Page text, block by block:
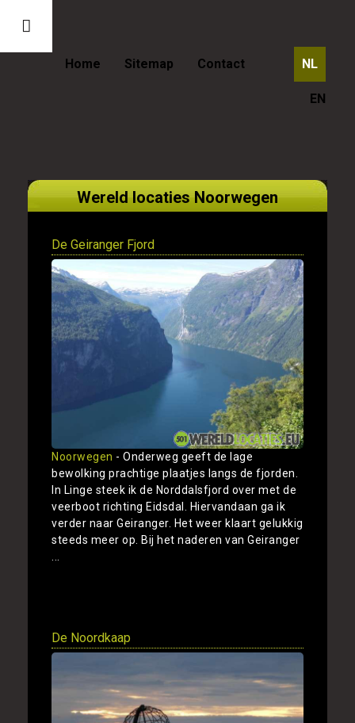
Home Sitemap Contact NL
EN
Wereld locaties Noorwegen
De Geiranger Fjord
Noorwegen - Onderweg geeft de lage
bewolking prachtige plaatjes langs de fjorden.
In Linge steek ik de Norddalsfjord over met de
veerboot richting Eidsdal. Hiervandaan ga ik
verder naar Geiranger. Het weer klaart gelukkig
steeds meer op. Bij het naderen van Geiranger
De Noordkaap